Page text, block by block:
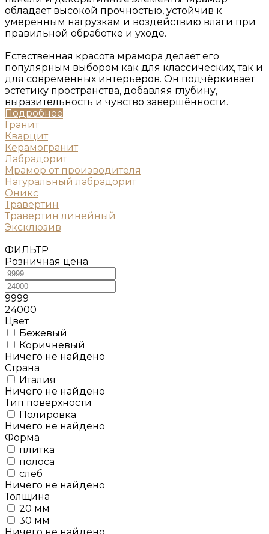
обладает высокой прочностью, устойчив к
умеренным нагрузкам и воздействию влаги при
правильной обработке и уходе.
Естественная красота мрамора делает его
популярным выбором как для классических, так и
для современных интерьеров. Он подчёркивает
эстетику пространства, добавляя глубину,
выразительность и чувство завершённости.
Подробнее
Гранит
Кварцит
Керамогранит
Лабрадорит
Мрамор от производителя
Натуральный лабрадорит
Оникс
Травертин
Травертин линейный
Эксклюзив
ФИЛЬТР
Розничная цена
9999
24000
Цвет
Бежевый
Коричневый
Ничего не найдено
Страна
Италия
Ничего не найдено
Тип поверхности
Полировка
Ничего не найдено
Форма
плитка
полоса
слеб
Ничего не найдено
Толщина
20 мм
30 мм